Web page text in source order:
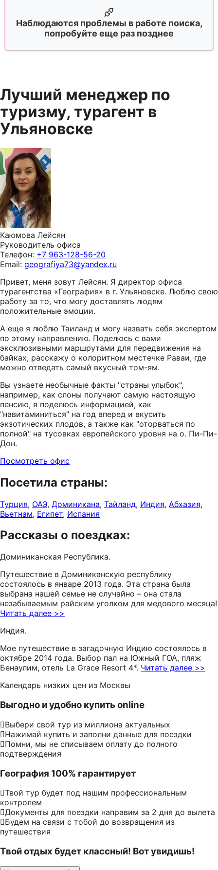
Наблюдаются проблемы в работе поиска,
попробуйте еще раз позднее
Лучший менеджер по
туризму, турагент в
Ульяновске
Каюмова Лейсян
Руководитель офиса
Телефон: +7 963-128-56-20
Email: geografiya73@yandex.ru
Привет, меня зовут Лейсян. Я директор офиса
турагентства «География» в г. Ульяновске. Люблю свою
работу за то, что могу доставлять людям
положительные эмоции.
А еще я люблю Таиланд и могу назвать себя экспертом
по этому направлению. Поделюсь с вами
эксклюзивными маршрутами для передвижения на
байках, расскажу о колоритном местечке Раваи, где
можно отведать самый вкусный том-ям.
Вы узнаете необычные факты "страны улыбок",
например, как слоны получают самую настоящую
пенсию, я поделюсь информацией, как
"навитаминиться" на год вперед и вкусить
экзотических плодов, а также как "оторваться по
полной" на тусовках европейского уровня на о. Пи-Пи-
Дон.
Посмотреть офис
Посетила страны:
Турция, ОАЭ, Доминикана, Тайланд, Индия, Абхазия,
Вьетнам, Египет, Испания
Рассказы о поездках:
Доминиканская Республика.
Путешествие в Доминиканскую республику
состоялось в январе 2013 года. Эта страна была
выбрана нашей семье не случайно – она стала
незабываемым райским уголком для медового месяца!
Читать далее >>
Индия.
Мое путешествие в загадочную Индию состоялось в
октябре 2014 года. Выбор пал на Южный ГОА, пляж
Бенаулим, отель La Graсe Resort 4*. Читать далее >>
Календарь низких цен из Москвы
Выгодно и удобно купить online
Выбери свой тур из миллиона актуальных
Нажимай купить и заполни данные для поездки
Помни, мы не списываем оплату до полного
подтверждения
География 100% гарантирует
Твой тур будет под нашим профессиональным
контролем
Документы для поездки направим за 2 дня до вылета
Будем на связи с тобой до возвращения из
путешествия
Твой отдых будет классный! Вот увидишь!